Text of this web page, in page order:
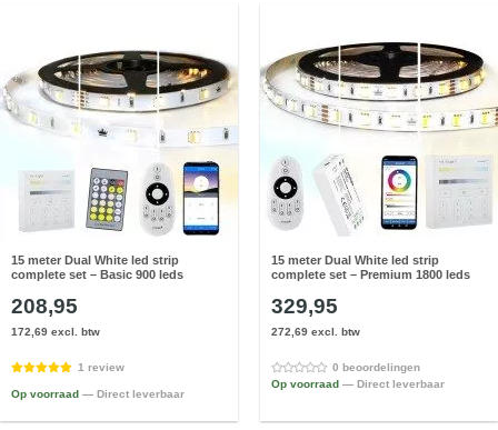
15 meter Dual White led strip
complete set – Basic 900 leds
208,95
172,69 excl. btw
1 review
Op voorraad — Direct leverbaar
15 meter Dual White led strip
complete set – Premium 1800 leds
329,95
272,69 excl. btw
0 beoordelingen
Op voorraad — Direct leverbaar